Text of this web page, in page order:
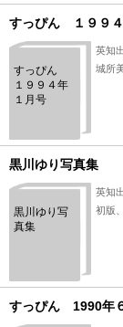
すっぴん １９９
すっぴん
１９９４年
１月号
英知
城所
黒川ゆり写真集
黒川ゆり写
真集
英知
初版
すっぴん 1990年